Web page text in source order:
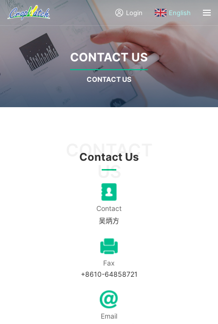
Login English
CONTACT US
CONTACT US
Contact Us
Contact
吴炳方
Fax
+8610-64858721
Email